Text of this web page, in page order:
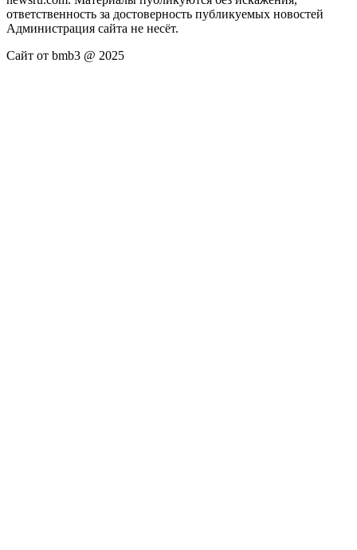
ответственность за достоверность публикуемых новостей
Администрация сайта не несёт.
Сайт от bmb3 @ 2025